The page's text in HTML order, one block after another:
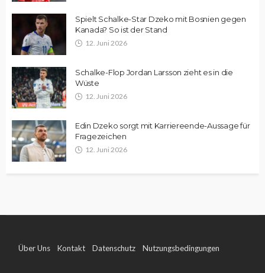
Spielt Schalke-Star Dzeko mit Bosnien gegen
Kanada? So ist der Stand
12. Juni 2026
Schalke-Flop Jordan Larsson zieht es in die
Wüste
12. Juni 2026
Edin Dzeko sorgt mit Karriereende-Aussage für
Fragezeichen
12. Juni 2026
Über Uns Kontakt Datenschutz Nutzungsbedingungen